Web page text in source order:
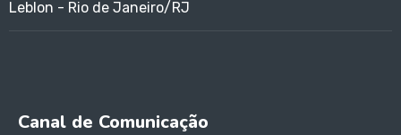
Leblon - Rio de Janeiro/RJ
Canal de Comunicação